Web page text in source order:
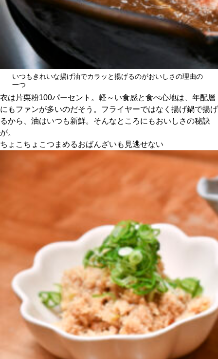
いつもきれいな揚げ油でカラッと揚げるのがおいしさの理由の
一つ
衣は片栗粉100パーセント。軽～い食感と食べ心地は、年配層
にもファンが多いのだそう。フライヤーではなく揚げ鍋で揚げ
るから、油はいつも新鮮。そんなところにもおいしさの秘訣
が。
ちょこちょこつまめるおばんざいも見逃せない